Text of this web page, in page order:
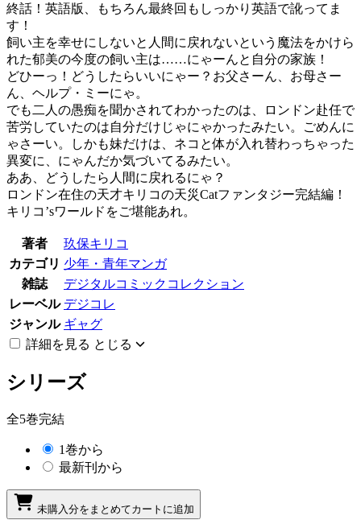
終話！英語版、もちろん最終回もしっかり英語で訛ってま
す！
飼い主を幸せにしないと人間に戻れないという魔法をかけら
れた郁美の今度の飼い主は……にゃーんと自分の家族！
どひーっ！どうしたらいいにゃー？お父さーん、お母さー
ん、ヘルプ・ミーにゃ。
でも二人の愚痴を聞かされてわかったのは、ロンドン赴任で
苦労していたのは自分だけじゃにゃかったみたい。ごめんに
ゃさーい。しかも妹だけは、ネコと体が入れ替わっちゃった
異変に、にゃんだか気づいてるみたい。
ああ、どうしたら人間に戻れるにゃ？
ロンドン在住の天才キリコの天災Catファンタジー完結編！
キリコ’sワールドをご堪能あれ。
著者
玖保キリコ
カテゴリ 少年・青年マンガ
雑誌
デジタルコミックコレクション
レーベル デジコレ
ジャンル ギャグ
詳細を見る とじる
シリーズ
全5巻完結
1巻から
最新刊から
未購入分をまとめてカートに追加